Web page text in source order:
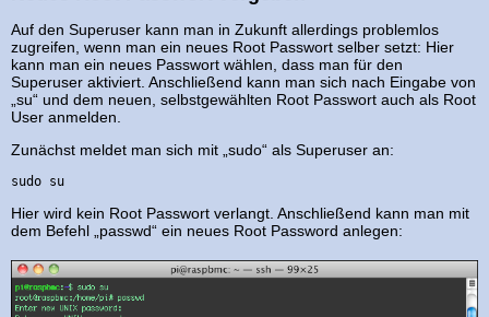
Auf den Superuser kann man in Zukunft allerdings problemlos
zugreifen, wenn man ein neues Root Passwort selber setzt: Hier
kann man ein neues Passwort wählen, dass man für den
Superuser aktiviert. Anschließend kann man sich nach Eingabe von
„su“ und dem neuen, selbstgewählten Root Passwort auch als Root
User anmelden.
Zunächst meldet man sich mit „sudo“ als Superuser an:
sudo su
Hier wird kein Root Passwort verlangt. Anschließend kann man mit
dem Befehl „passwd“ ein neues Root Password anlegen: